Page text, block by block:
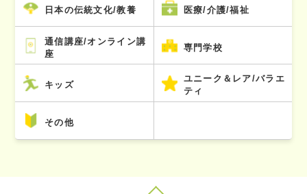
日本の伝統文化/教養 医療/介護/福祉
通信講座/オンライン講
座
専門学校
キッズ
ユニーク＆レア/バラエ
ティ
その他